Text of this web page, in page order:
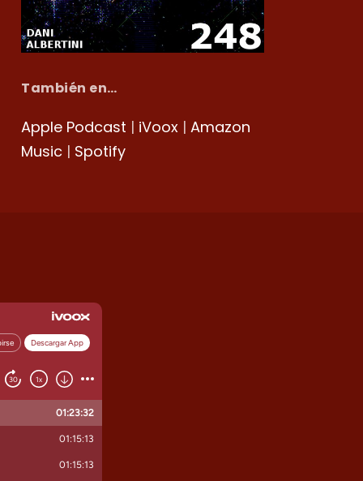
También en…
Apple Podcast | iVoox | Amazon
Music | Spotify